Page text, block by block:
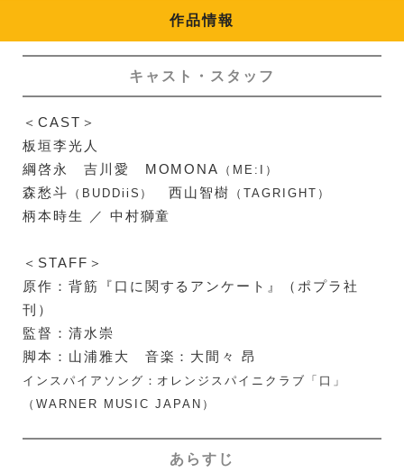
作品情報
キャスト・スタッフ
＜CAST＞
板垣李光人
綱啓永 吉川愛 MOMONA
（ME:I）
森愁斗 （BUDDiiS） 西山智樹 （TAGRIGHT）
柄本時生 ／ 中村獅童
＜STAFF＞
原作：背筋『口に関するアンケート』（ポプラ社
刊）
監督：清水崇
脚本：山浦雅大 音楽：大間々 昂
インスパイアソング：オレンジスパイニクラブ「口」
（WARNER MUSIC JAPAN）
あらすじ